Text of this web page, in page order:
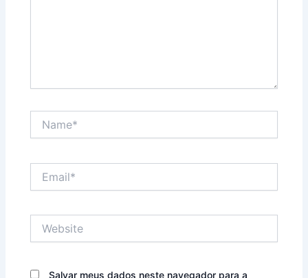
Salvar meus dados neste navegador para a